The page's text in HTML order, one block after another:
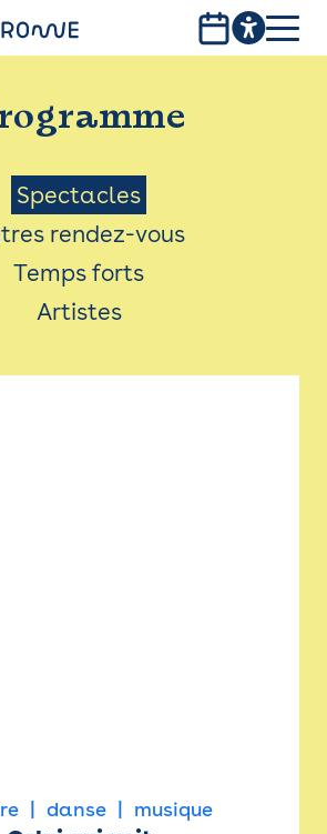
Spectacles
rendez-vous
Temps forts
Artistes
danse musique